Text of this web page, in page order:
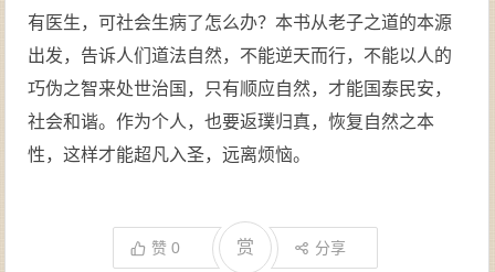
有医生，可社会生病了怎么办？本书从老子之道的本源
出发，告诉人们道法自然，不能逆天而行，不能以人的
巧伪之智来处世治国，只有顺应自然，才能国泰民安，
社会和谐。作为个人，也要返璞归真，恢复自然之本
性，这样才能超凡入圣，远离烦恼。
赞0 赏 分享